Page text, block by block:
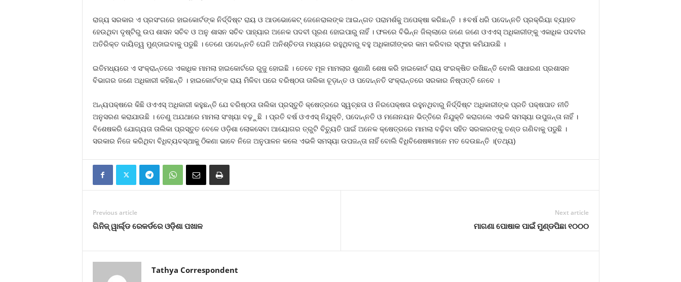
ରାଜ୍ୟ ସରକାର ଏ ପ୍ରସଂଗରେ ହାଇକୋର୍ଟଙ୍କ ନିର୍ଦ୍ଦିଷ୍ଟ ରାୟ ଓ ଆଡଭୋକେଟ୍‍ ଜେନେରାଲଙ୍କ ଆଇନ୍‍ଗତ ପରାମର୍ଶକୁ ଅପେକ୍ଷା କରିଛନ୍ତି । ୫ବର୍ଷ ଧରି ପଦୋନ୍ନତି ପ୍ରକ୍ରିୟା ବ୍ୟାହତ
ହେଉଥିବା ଦୃଷ୍ଟିରୁ ଉପ ଶାସନ ସଚିବ ଓ ଅନୁ ଶାସନ ସଚିବ ପାହ୍ୟାର ଅନେକ ପଦବୀ ପୂରଣ ହୋଇପାରୁ ନାହିଁ । ଫଳରେ ବିଭିନ୍ନ ଜିଲ୍ଲାରେ ଜଣେ ଜଣେ ଓଏଏସ୍‍ ଅଧିକାରୀଙ୍କୁ ଏକାଧିକ ପଦବୀର
ଅତିରିକ୍ତ ଦାୟିତ୍ୱ ମୁଣ୍ଡାଇବାକୁ ପଡୁଛି । ତେଣେ ପଦୋନ୍ନତି ଘେନି ଅନିଶ୍ଚିତତା ମଧ୍ୟରେ ରହୁଥିବାରୁ ବହୁ ଅଧିକାରୀଙ୍କର କାମ କରିବାର ସ୍ଫୃହା କମିଯାଉଛି ।
ଇତିମଧ୍ୟରେ ଏ ସଂକ୍ରାନ୍ତରେ ଏକାଧିକ ମାମଲା ହାଇକୋର୍ଟରେ ରୁଜୁ ହୋଇଛି । ତେବେ ମୂଳ ମାମଲାର ଶୁଣାଣି ଶେଷ କରି ହାଇକୋର୍ଟ ରାୟ ସଂରକ୍ଷିତ ରଖିଛନ୍ତି ବୋଲି ସାଧାରଣ ପ୍ରଶାସନ
ବିଭାଗର ଜଣେ ଅଧିକାରୀ କହିଛନ୍ତି । ହାଇକୋର୍ଟଙ୍କ ରାୟ ମିଳିବା ପରେ ବରିଷ୍ଠତା ତାଲିକା ଚୂଡ଼ାନ୍ତ ଓ ପଦୋନ୍ନତି ସଂକ୍ରାନ୍ତରେ ସରକାର ନିଷ୍ପତ୍ତି ନେବେ ।
ଅନ୍ୟପକ୍ଷରେ କିଛି ଓଏଏସ୍‍ ଅଧିକାରୀ କହୁଛନ୍ତି ଯେ ବରିଷ୍ଠତା ତାଲିକା ପ୍ରସ୍ତୁତି କ୍ଷେତ୍ରରେ ସ୍ୱଚ୍ଛତା ଓ ନିରପେକ୍ଷତା ରହୁନଥିବାରୁ ନିର୍ଦ୍ଦିଷ୍ଟ ଅଧିକାରୀଙ୍କ ପ୍ରତି ପକ୍ଷପାତ ନୀତି
ଅନୁସରଣ କରାଯାଉଛି । ତେଣୁ ଅଯଥାରେ ମାମଲା ସଂଖ୍ୟା ବଢ଼ୁଛି । ପ୍ରତି ବର୍ଷ ଓଏଏସ୍‍ ନିଯୁକ୍ତି, ପଦୋନ୍ନତି ଓ ମନୋନୟନ ଭିତ୍ତିରେ ନିଯୁକ୍ତି କରାଗଲେ ଏଭଳି ସମସ୍ୟା ଉପୁଜନ୍ତା ନାହିଁ ।
ବିଶେଷକରି ଯୋଗ୍ୟତା ତାଲିକା ପ୍ରସ୍ତୁତ ବେଳେ ଓଡ଼ିଶା ଲୋକସେବା ଆୟୋଗର ତ୍ରୁଟି ବିଚ୍ୟୁତି ପାଇଁ ଅନେକ କ୍ଷେତ୍ରରେ ମାମଲା ବଢ଼ିବା ସହିତ ସରକାରଙ୍କୁ ତଣ୍ଡ ଗଣିବାକୁ ପଡୁଛି ।
ସରକାର ନିଜେ କରିଥିବା ବିଧିବ୍ୟବସ୍ଥାକୁ ଠିକଣା ଭାବେ ନିଜେ ଅନୁପାଳନ କଲେ ଏଭଳି ସମସ୍ୟା ଉପଜନ୍ତା ନାହିଁ ବୋଲି ବିଧିବିଶେଷଜ୍ଞମାନେ ମତ ଦେଉଛନ୍ତି ।(ତଥ୍ୟ)
Previous article
ଗିନିଜ୍ ୱାର୍ଲ୍ଡ ରେକର୍ଡରେ ଓଡ଼ିଶା ପଖାଳ
Next article
ମାଗଣା ପୋଷାକ ପାଇଁ ମୁଣ୍ଡପିଛା ୧୦୦୦
Tathya Correspondent